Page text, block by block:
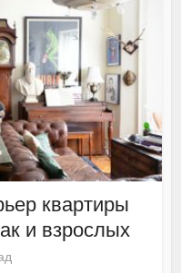
квартиры
и взрослых